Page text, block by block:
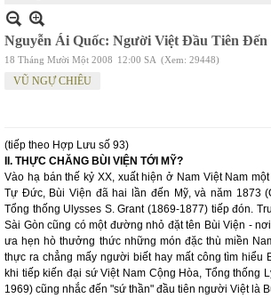
Nguyễn Ái Quốc: Người Việt Đầu Tiên Đến
18 Tháng Mười Một 2008 12:00 SA (Xem: 29448)
VŨ NGỰ CHIÊU
(tiếp theo Hợp Lưu số 93)
II. THỰC CHĂNG BÙI VIỆN TỚI MỸ?
Vào hạ bán thế kỷ XX, xuất hiện ở Nam Việt Nam
Tự Đức, Bùi Viện đã hai lần đến Mỹ, và năm 1873
Tổng thống Ulysses S. Grant (1869-1877) tiếp đón.
Sài Gòn cũng có một đường nhỏ đặt tên Bùi Viện -
ưa hẹn hò thưởng thức những món đặc thù miền
thực ra chẳng mấy người biết hay mất công tìm hiểu
khi tiếp kiến đại sứ Việt Nam Cộng Hòa, Tổng thống
1969) cũng nhắc đến "sứ thần" đầu tiên người Việt là